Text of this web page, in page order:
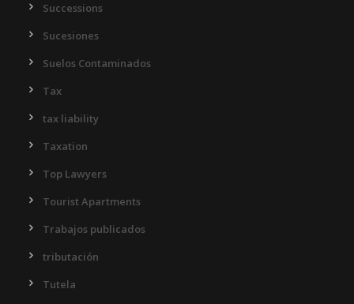
Successions
Sucesiones
Suelos Contaminados
Tax
tax liability
Taxation
Top Lawyers
Tourist Apartments
Trabajos publicados
tributación
Tutela